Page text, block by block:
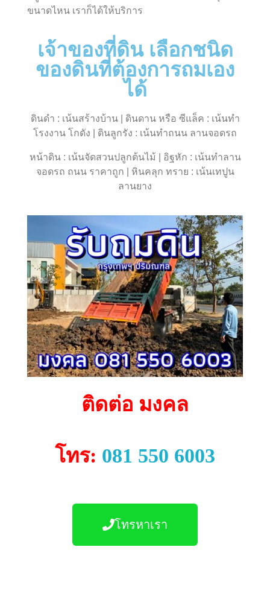
ขนาดไหน เราก็ได้ให้บริการ
เจ้าของที่ดิน เลือกชนิด
ของดินที่ต้องการถมเอง
ได้
ดินดำ : เน้นสร้างบ้าน | ดินดาน หรือ ซีแล็ค : เน้นทำ
โรงงาน โกดัง | ดินลูกรัง : เน้นทำถนน ลานจอดรถ
หน้าดิน : เน้นจัดสวนปลูกต้นไม้ | อิฐหัก : เน้นทำลาน
จอดรถ ถนน ราคาถูก | หินคลุก ทราย : เน้นเทปูน
ลานยาง
ติดต่อ มงคล
โทร: 081 550 6003
โทรหาเรา